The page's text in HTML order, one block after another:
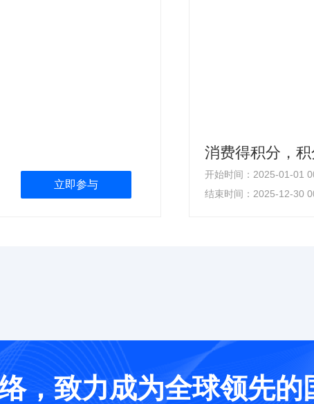
立即参与
消费得积分，
开始时间： 2025-01-01
结束时间： 2025-12-30
，致力成为全球领先